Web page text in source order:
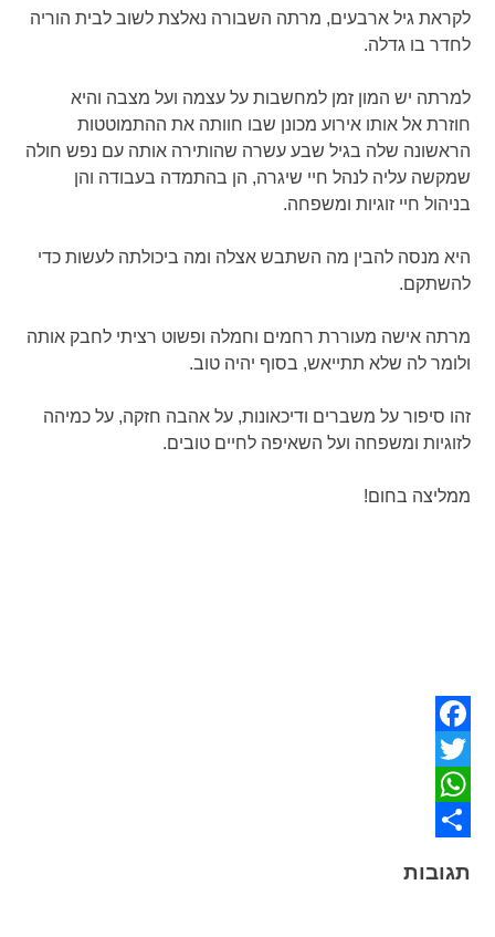
לקראת גיל ארבעים, מרתה השבורה נאלצת לשוב לבית הוריה
לחדר בו גדלה.
למרתה יש המון זמן למחשבות על עצמה ועל מצבה והיא
חוזרת אל אותו אירוע מכונן שבו חוותה את ההתמוטטות
הראשונה שלה בגיל שבע עשרה שהותירה אותה עם נפש חולה
שמקשה עליה לנהל חיי שיגרה, הן בהתמדה בעבודה והן
בניהול חיי זוגיות ומשפחה.
היא מנסה להבין מה השתבש אצלה ומה ביכולתה לעשות כדי
להשתקם.
מרתה אישה מעוררת רחמים וחמלה ופשוט רציתי לחבק אותה
ולומר לה שלא תתייאש, בסוף יהיה טוב.
זהו סיפור על משברים ודיכאונות, על אהבה חזקה, על כמיהה
לזוגיות ומשפחה ועל השאיפה לחיים טובים.
ממליצה בחום!
Facebook
Twitter
WhatsApp
תגובות